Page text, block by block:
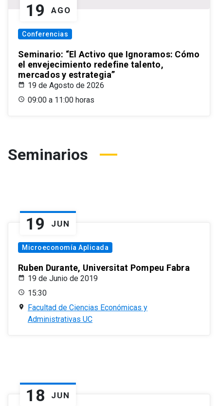
19 AGO
Conferencias
Seminario: “El Activo que Ignoramos: Cómo
el envejecimiento redefine talento,
mercados y estrategia”
19 de Agosto de 2026
09:00 a 11:00 horas
Seminarios
19 JUN
Microeconomía Aplicada
Ruben Durante, Universitat Pompeu Fabra
19 de Junio de 2019
15:30
Facultad de Ciencias Económicas y
Administrativas UC
18 JUN